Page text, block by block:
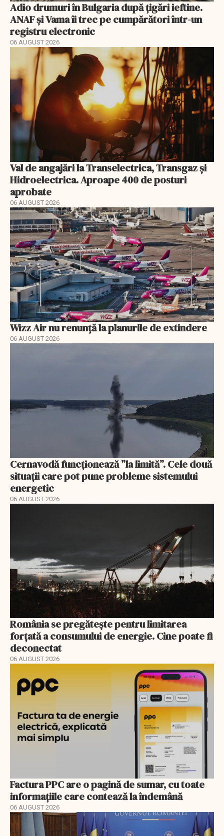
Adio drumuri în Bulgaria după țigări ieftine.
ANAF și Vama îi trec pe cumpărători într-un
registru electronic
06 AUGUST 2026
Val de angajări la Transelectrica, Transgaz și
Hidroelectrica. Aproape 400 de posturi
aprobate
06 AUGUST 2026
Wizz Air nu renunță la planurile de extindere
06 AUGUST 2026
Cernavodă funcționează ”la limită”. Cele două
situații care pot pune probleme sistemului
energetic
06 AUGUST 2026
România se pregătește pentru limitarea
forțată a consumului de energie. Cine poate fi
deconectat
06 AUGUST 2026
Factura PPC are o pagină de sumar, cu toate
informațiile care contează la îndemână
06 AUGUST 2026